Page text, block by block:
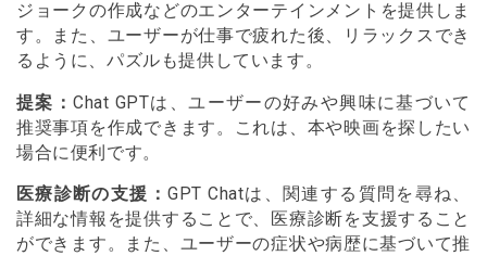
ジョークの作成などのエンターテインメントを提供しま
す。また、ユーザーが仕事で疲れた後、リラックスでき
るように、パズルも提供しています。
提案：Chat GPTは、ユーザーの好みや興味に基づいて
推奨事項を作成できます。これは、本や映画を探したい
場合に便利です。
医療診断の支援： GPT Chatは、関連する質問を尋ね、
詳細な情報を提供することで、医療診断を支援すること
ができます。また、ユーザーの症状や病歴に基づいて推